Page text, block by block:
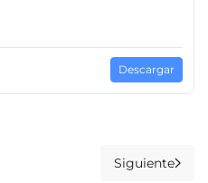
Descargar
Siguiente